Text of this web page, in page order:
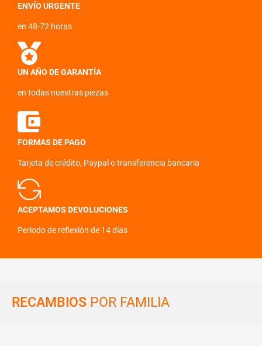
ENVÍO URGENTE
en 48-72 horas
UN AÑO DE GARANTÍA
en todas nuestras piezas
FORMAS DE PAGO
Tarjeta de crédito, Paypal o transferencia bancaria
ACEPTAMOS DEVOLUCIONES
Periodo de reflexión de 14 días
RECAMBIOS POR FAMILIA